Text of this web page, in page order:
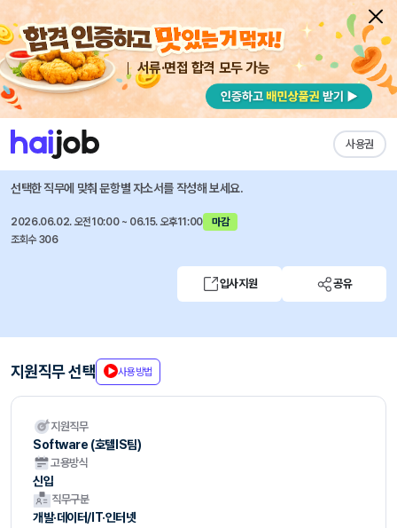
서류·면접 합격 모두 가능
사용권
채용공고 자소서 자유항목 자소서 내 작성목록
롯데이노베이트 즐겨찾기
2026년 6월 롯데이노베이트 신입사원 채용 일반전형
선택한 직무에 맞춰 문항별 자소서를 작성해 보세요.
2026.06.02. 오전10:00 ~ 06.15. 오후11:00
마감
조회수 306
입사지원 공유
지원직무 선택 사용방법
지원직무
Software (호텔IS팀)
고용방식
신입
직무구분
개발·데이터/IT·인터넷